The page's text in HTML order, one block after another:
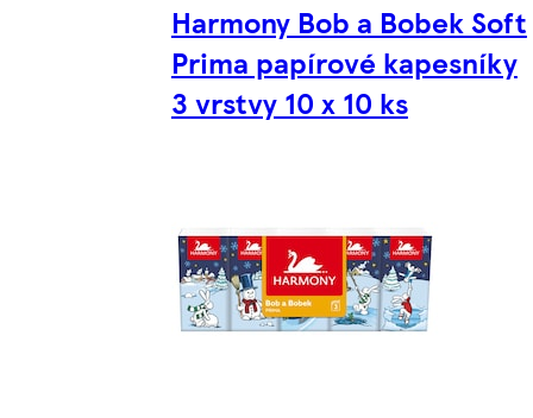
Harmony Bob a Bobek Soft
Prima papírové kapesníky
3 vrstvy 10 x 10 ks